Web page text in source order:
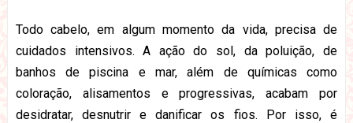
Todo cabelo, em algum momento da vida, precisa de
cuidados intensivos. A ação do sol, da poluição, de
banhos de piscina e mar, além de químicas como
coloração, alisamentos e progressivas, acabam por
desidratar, desnutrir e danificar os fios. Por isso, é